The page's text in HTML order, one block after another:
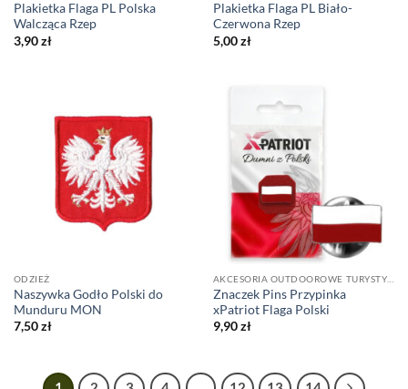
Plakietka Flaga PL Polska
Walcząca Rzep
3,90zł
Plakietka Flaga PL Biało-
Czerwona Rzep
5,00zł
ODZIEŻ
Naszywka Godło Polski do
Munduru MON
7,50zł
Znaczek Pins Przypinka
xPatriot Flaga Polski
9,90zł